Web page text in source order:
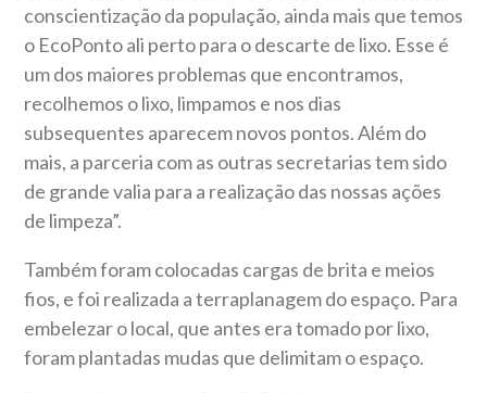
conscientização da população, ainda mais que temos
o EcoPonto ali perto para o descarte de lixo. Esse é
um dos maiores problemas que encontramos,
recolhemos o lixo, limpamos e nos dias
subsequentes aparecem novos pontos. Além do
mais, a parceria com as outras secretarias tem sido
de grande valia para a realização das nossas ações
de limpeza”.
Também foram colocadas cargas de brita e meios
fios, e foi realizada a terraplanagem do espaço. Para
embelezar o local, que antes era tomado por lixo,
foram plantadas mudas que delimitam o espaço.